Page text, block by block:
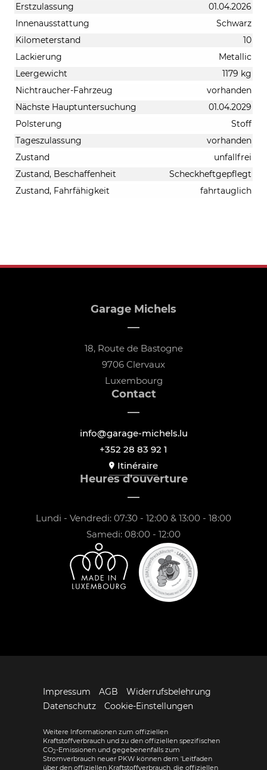
Erstzulassung
01.04.2026
Innenausstattung
Schwarz
Kilometerstand
10
Lackierung
Metallic
Leergewicht
1179 kg
Nichtraucher-Fahrzeug
vorhanden
Nächste Hauptuntersuchung
01.04.2029
Polsterung
Stoff
Tageszulassung
vorhanden
Zustand
unfallfrei
Zustand, Beschaffenheit
Scheckheftgepflegt
Zustand, Fahrfähigkeit
fahrtauglich
Garage Michels
18, Route de Bastogne
9706 Clervaux
Luxembourg
Contact
info@garage-michels.lu
+352 28 83 92 1
Itinéraire
Heures d'ouverture
Lundi - Vendredi: 07:30 - 12:00 & 13:00 - 18:00
Samedi: 08:00 - 12:00
Impressum AGB
Widerrufsbelehrung
Datenschutz
Cookie-Einstellungen
Weitere Informationen zum offiziellen
Kraftstoffverbrauch und zu den offiziellen spezifischen
CO2-Emissionen und gegebenenfalls zum
Stromverbrauch neuer PKW können dem 'Leitfaden
über den offiziellen Kraftstoffverbrauch, die offiziellen